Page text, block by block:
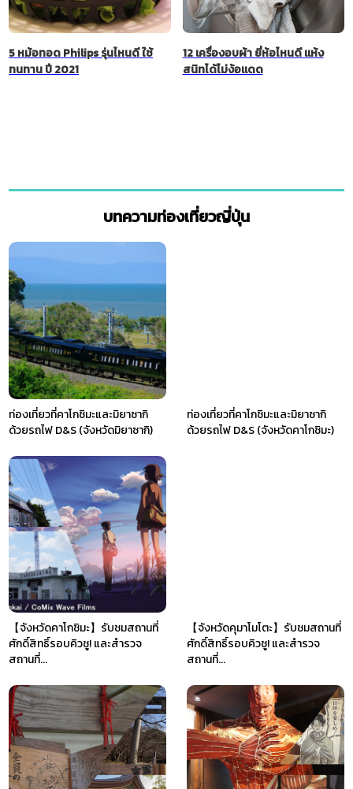
5 หม้อทอด Philips รุ่นไหนดี ใช้
ทนทาน ปี 2021
12 เครื่องอบผ้า ยี่ห้อไหนดี แห้ง
สนิทได้ไม่ง้อแดด
บทความท่องเที่ยวญี่ปุ่น
ท่องเที่ยวที่คาโกชิมะและมิยาซากิ
ด้วยรถไฟ D&S (จังหวัดมิยาซากิ)
ท่องเที่ยวที่คาโกชิมะและมิยาซากิ
ด้วยรถไฟ D&S (จังหวัดคาโกชิมะ)
【จังหวัดคาโกชิมะ】รับชมสถานที่
ศักดิ์สิทธิ์รอบคิวชู! และสำรวจ
สถานที่...
【จังหวัดคุมาโมโตะ】รับชมสถานที่
ศักดิ์สิทธิ์รอบคิวชู! และสำรวจ
สถานที่...